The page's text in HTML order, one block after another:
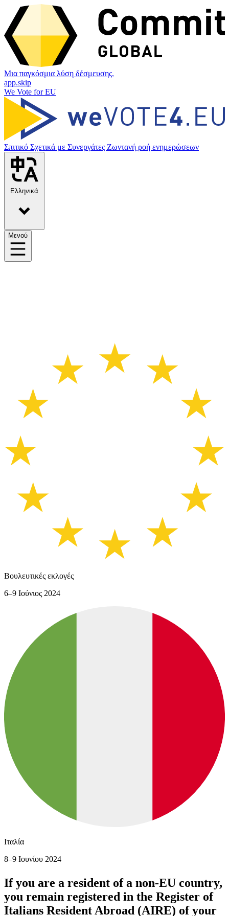
Μια παγκόσμια λύση δέσμευσης.
app.skip
We Vote for EU
Σπιτικό Σχετικά με Συνεργάτες Ζωντανή ροή ενημερώσεων
Ελληνικά
Μενού
Βουλευτικές εκλογές
6–9 Ιούνιος 2024
Ιταλία
8–9 Ιουνίου 2024
If you are a resident of a non-EU country,
you remain registered in the Register of
Italians Resident Abroad (AIRE) of your